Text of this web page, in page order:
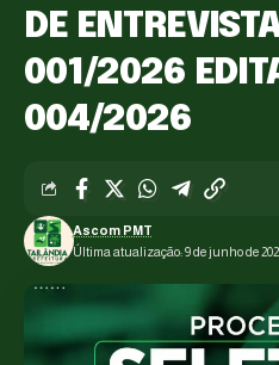
DE
001/2026
004/2026
Última atualização: 9 de junho de
Ascom PMT